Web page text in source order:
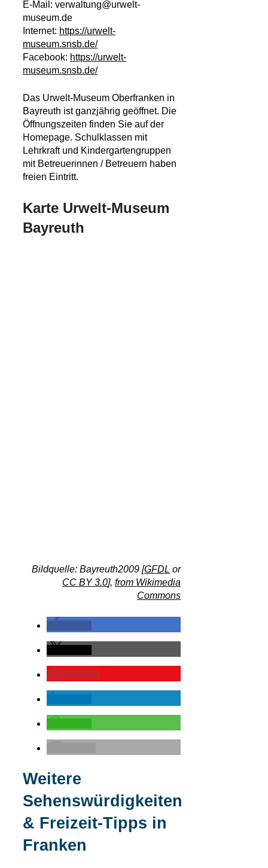
E-Mail: verwaltung@urwelt-
museum.de
Internet: https://urwelt-
museum.snsb.de/
Facebook: https://urwelt-
museum.snsb.de/
Das Urwelt-Museum Oberfranken in
Bayreuth ist ganzjährig geöffnet. Die
Öffnungszeiten finden Sie auf der
Homepage. Schulklassen mit
Lehrkraft und Kindergartengruppen
mit Betreuerinnen / Betreuern haben
freien Eintritt.
Karte Urwelt-Museum
Bayreuth
Bildquelle: Bayreuth2009 [GFDL or
CC BY 3.0], from Wikimedia
Commons
Weitere
Sehenswürdigkeiten
& Freizeit-Tipps in
Franken